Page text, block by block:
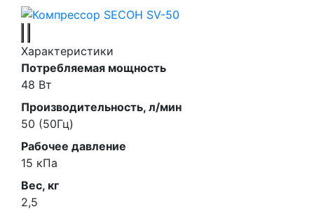
Характеристики
Потребляемая мощность
48 Вт
Производительность, л/мин
50 (50Гц)
Рабочее давление
15 кПа
Вес, кг
2,5